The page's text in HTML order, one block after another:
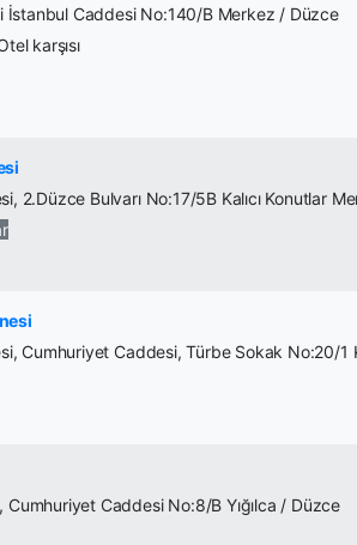
İstanbul Caddesi No:140/B Merkez / Düzce
karşısı
2.Düzce Bulvarı No:17/5B Kalıcı Konutlar
Cumhuriyet Caddesi, Türbe Sokak No:20/
Cumhuriyet Caddesi No:8/B Yığılca / Düzce